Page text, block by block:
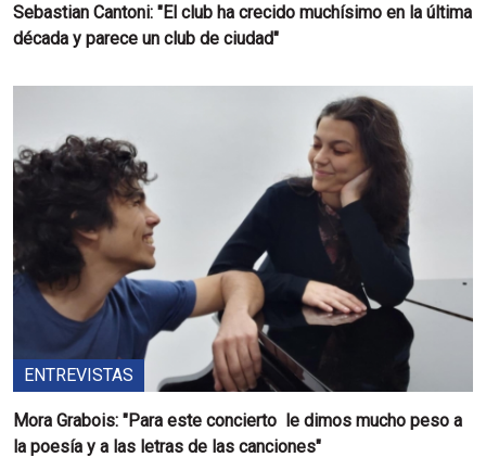
Sebastian Cantoni: "El club ha crecido muchísimo en la última
década y parece un club de ciudad"
ENTREVISTAS
Mora Grabois: "Para este concierto le dimos mucho peso a
la poesía y a las letras de las canciones"